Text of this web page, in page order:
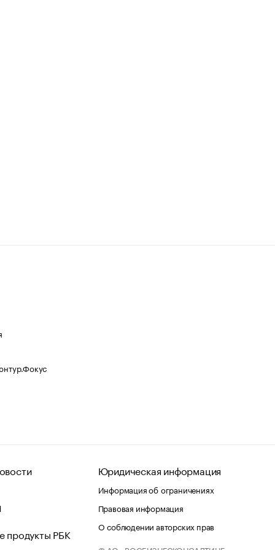
продукты РБК
Юридическая информация
Информация об ограничениях
Правовая информация
О соблюдении авторских прав